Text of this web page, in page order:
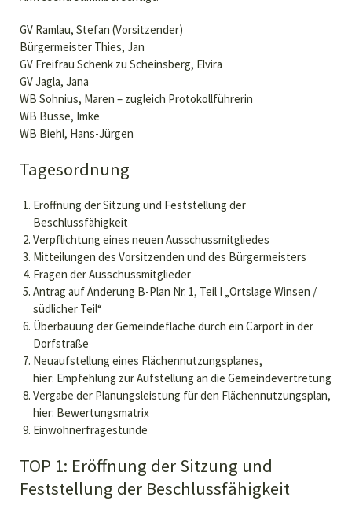
GV Ramlau, Stefan (Vorsitzender)
Bürgermeister Thies, Jan
GV Freifrau Schenk zu Scheinsberg, Elvira
GV Jagla, Jana
WB Sohnius, Maren – zugleich Protokollführerin
WB Busse, Imke
WB Biehl, Hans-Jürgen
Tagesordnung
Eröffnung der Sitzung und Feststellung der
Beschlussfähigkeit
Verpflichtung eines neuen Ausschussmitgliedes
Mitteilungen des Vorsitzenden und des Bürgermeisters
Fragen der Ausschussmitglieder
Antrag auf Änderung B-Plan Nr. 1, Teil I „Ortslage Winsen /
südlicher Teil“
Überbauung der Gemeindefläche durch ein Carport in der
Dorfstraße
Neuaufstellung eines Flächennutzungsplanes,
hier: Empfehlung zur Aufstellung an die Gemeindevertretung
Vergabe der Planungsleistung für den Flächennutzungsplan,
hier: Bewertungsmatrix
Einwohnerfragestunde
TOP 1: Eröffnung der Sitzung und
Feststellung der Beschlussfähigkeit